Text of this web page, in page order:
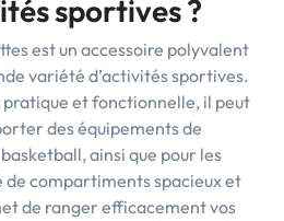
sportives ?
est un accessoire polyvalent
variété d’activités sportives.
et fonctionnelle, il peut
des équipements de
ainsi que pour les
compartiments spacieux et
de ranger efficacement vos